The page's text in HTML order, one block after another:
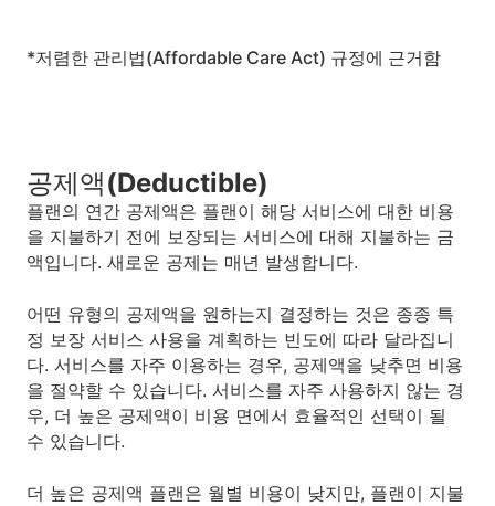
*저렴한 관리법(Affordable Care Act) 규정에 근거함
공제액(Deductible)
플랜의 연간 공제액은 플랜이 해당 서비스에 대한 비용
을 지불하기 전에 보장되는 서비스에 대해 지불하는 금
액입니다. 새로운 공제는 매년 발생합니다.
어떤 유형의 공제액을 원하는지 결정하는 것은 종종 특
정 보장 서비스 사용을 계획하는 빈도에 따라 달라집니
다. 서비스를 자주 이용하는 경우, 공제액을 낮추면 비용
을 절약할 수 있습니다. 서비스를 자주 사용하지 않는 경
우, 더 높은 공제액이 비용 면에서 효율적인 선택이 될
수 있습니다.
더 높은 공제액 플랜은 월별 비용이 낮지만, 플랜이 지불